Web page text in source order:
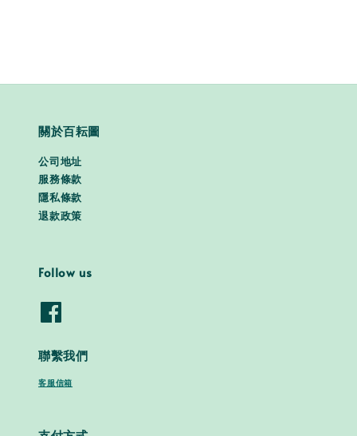
關於百耘圖
公司地址
服務條款
隱私條款
退款政策
Follow us
聯繫我們
客服信箱